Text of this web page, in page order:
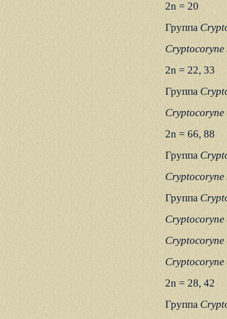
2n = 20
Группа
2n = 22, 33
Группа
2n = 66, 88
Группа
Группа
2n = 28, 42
Группа